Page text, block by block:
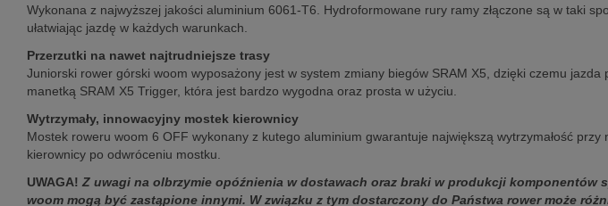
Wykonana z najwyższej jakości aluminium 6061-T6. Hydroformowane rury ramy złączone są w taki
ułatwiając jazdę w każdych warunkach.
Przerzutki na nawet najtrudniejsze trasy
Juniorski rower górski woom wyposażony jest w system zmiany biegów SRAM X5, dzięki czemu
manetką SRAM X5 Trigger, która jest bardzo wygodna oraz prosta w użyciu.
Wytrzymały, innowacyjny mostek kierownicy
Mostek roweru woom 6 OFF wykonany z kutego aluminium gwarantuje największą wytrzymałość
kierownicy po odwróceniu mostku.
UWAGA! Z uwagi na olbrzymie opóźnienia w dostawach oraz braki w produkcji
woom mogą być zastąpione innymi. W związku z tym dostarczony do Państwa rower może